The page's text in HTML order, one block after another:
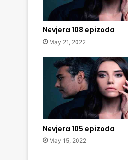
Nevjera 108 epizoda
May 21, 2022
Nevjera 105 epizoda
May 15, 2022